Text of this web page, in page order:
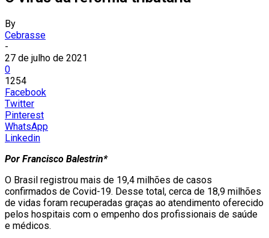
By
Cebrasse
-
27 de julho de 2021
0
1254
Facebook
Twitter
Pinterest
WhatsApp
Linkedin
Por Francisco Balestrin*
O Brasil registrou mais de 19,4 milhões de casos
confirmados de Covid-19. Desse total, cerca de 18,9 milhões
de vidas foram recuperadas graças ao atendimento oferecido
pelos hospitais com o empenho dos profissionais de saúde
e médicos.